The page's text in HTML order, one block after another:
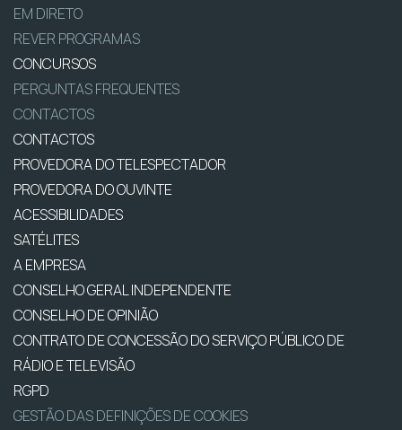
EM DIRETO
REVER PROGRAMAS
CONCURSOS
PERGUNTAS FREQUENTES
CONTACTOS
CONTACTOS
PROVEDORA DO TELESPECTADOR
PROVEDORA DO OUVINTE
ACESSIBILIDADES
SATÉLITES
A EMPRESA
CONSELHO GERAL INDEPENDENTE
CONSELHO DE OPINIÃO
CONTRATO DE CONCESSÃO DO SERVIÇO PÚBLICO DE
RÁDIO E TELEVISÃO
RGPD
GESTÃO DAS DEFINIÇÕES DE COOKIES